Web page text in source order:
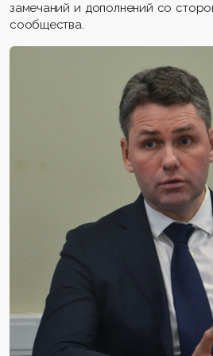
замечаний и дополнений со
сообщества.